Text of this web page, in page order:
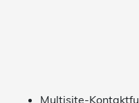
Multisite-